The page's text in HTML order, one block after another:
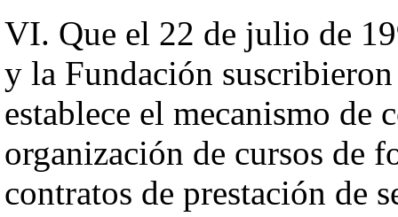
VI. Que el 22 de julio de
y la Fundación
establece el mecanismo de
organización de cursos de
contratos de prestación de